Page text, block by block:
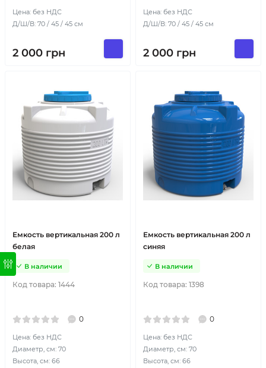
Цена: без НДС
Д/Ш/В: 70 / 45 / 45 см
2 000 грн
Цена: без НДС
Д/Ш/В: 70 / 45 / 45 см
2 000 грн
Емкость вертикальная 200 л
белая
Код товара: 1444
В наличии
0
Цена: без НДС
Диаметр, см: 70
Высота, см: 66
Емкость вертикальная 200 л
синяя
Код товара: 1398
В наличии
0
Цена: без НДС
Диаметр, см: 70
Высота, см: 66